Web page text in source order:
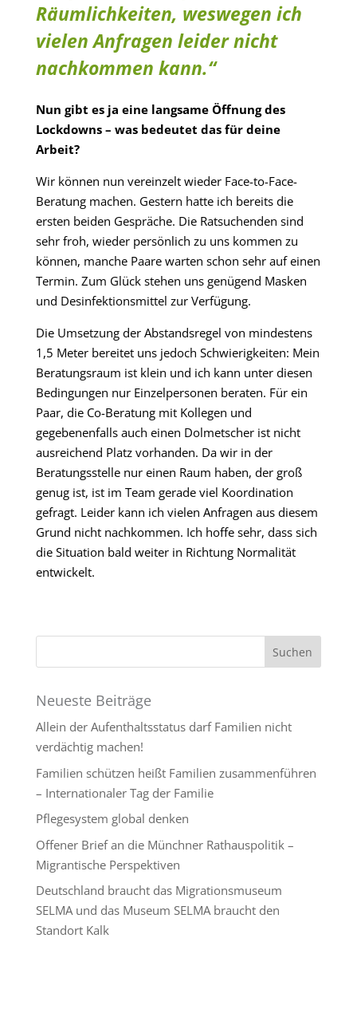
Räumlichkeiten, weswegen ich
vielen Anfragen leider nicht
nachkommen kann.“
Nun gibt es ja eine langsame Öffnung des
Lockdowns – was bedeutet das für deine
Arbeit?
Wir können nun vereinzelt wieder Face-to-Face-
Beratung machen. Gestern hatte ich bereits die
ersten beiden Gespräche. Die Ratsuchenden sind
sehr froh, wieder persönlich zu uns kommen zu
können, manche Paare warten schon sehr auf einen
Termin. Zum Glück stehen uns genügend Masken
und Desinfektionsmittel zur Verfügung.
Die Umsetzung der Abstandsregel von mindestens
1,5 Meter bereitet uns jedoch Schwierigkeiten: Mein
Beratungsraum ist klein und ich kann unter diesen
Bedingungen nur Einzelpersonen beraten. Für ein
Paar, die Co-Beratung mit Kollegen und
gegebenenfalls auch einen Dolmetscher ist nicht
ausreichend Platz vorhanden. Da wir in der
Beratungsstelle nur einen Raum haben, der groß
genug ist, ist im Team gerade viel Koordination
gefragt. Leider kann ich vielen Anfragen aus diesem
Grund nicht nachkommen. Ich hoffe sehr, dass sich
die Situation bald weiter in Richtung Normalität
entwickelt.
Neueste Beiträge
Allein der Aufenthaltsstatus darf Familien nicht
verdächtig machen!
Familien schützen heißt Familien zusammenführen
– Internationaler Tag der Familie
Pflegesystem global denken
Offener Brief an die Münchner Rathauspolitik –
Migrantische Perspektiven
Deutschland braucht das Migrationsmuseum
SELMA und das Museum SELMA braucht den
Standort Kalk